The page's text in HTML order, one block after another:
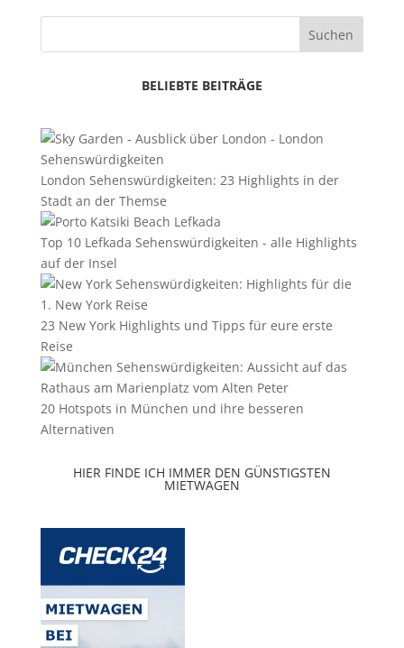
Suchen
BELIEBTE BEITRÄGE
London Sehenswürdigkeiten: 23 Highlights in der
Stadt an der Themse
Top 10 Lefkada Sehenswürdigkeiten - alle Highlights
auf der Insel
23 New York Highlights und Tipps für eure erste
Reise
20 Hotspots in München und ihre besseren
Alternativen
HIER FINDE ICH IMMER DEN GÜNSTIGSTEN
MIETWAGEN